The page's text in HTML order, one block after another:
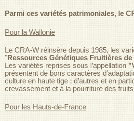
Parmi ces variétés patrimoniales, le
Pour la Wallonie
Le CRA-W réinsère depuis 1985, les
"Ressources Génétiques Fruitières
Les variétés reprises sous l’appellation
présentent de bons caractères
culture en haute tige ; d’autres et en
crevassement et à la pourriture des
Pour les Hauts-de-France